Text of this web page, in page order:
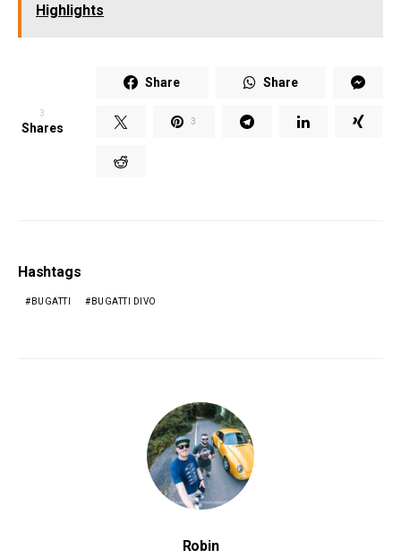
Highlights
3
Shares
Share Share
3
Hashtags
BUGATTI BUGATTI DIVO
Robin